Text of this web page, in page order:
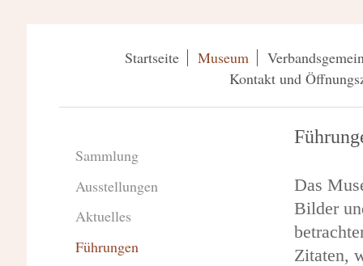
Startseite Museum
Kontakt und
Das
Bilder
Zitaten,
Sammlung
Ausstellungen
Aktuelles
Führungen